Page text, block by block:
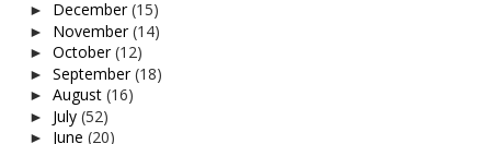
► December(15)
► November(14)
► October(12)
► September(18)
► August (16)
► July (52)
► June (20)